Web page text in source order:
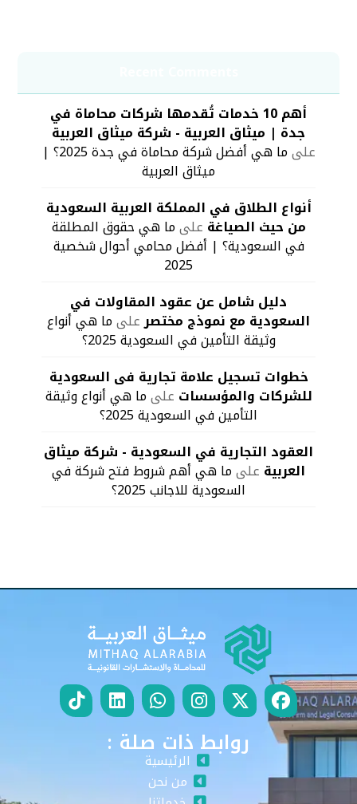
أهم 10 خدمات تُقدمها شركات محاماة في
جدة | ميثاق العربية - شركة ميثاق العربية
على ما هي أفضل شركة محاماة في جدة 2025؟ |
ميثاق العربية
أنواع الطلاق في المملكة العربية السعودية
من حيث الصياغة علىما هي حقوق المطلقة
في السعودية؟ | أفضل محامي أحوال شخصية
2025
دليل شامل عن عقود المقاولات في
السعودية مع نموذج مختصرعلىما هي أنواع
وثيقة التأمين في السعودية 2025؟
خطوات تسجيل علامة تجارية فى السعودية
للشركات والمؤسسات علىما هي أنواع وثيقة
التأمين في السعودية 2025؟
العقود التجارية في السعودية - شركة ميثاق
العربية علىما هي أهم شروط فتح شركة في
السعودية للاجانب 2025؟
روابط ذات صلة :
الرئيسية
من نحن